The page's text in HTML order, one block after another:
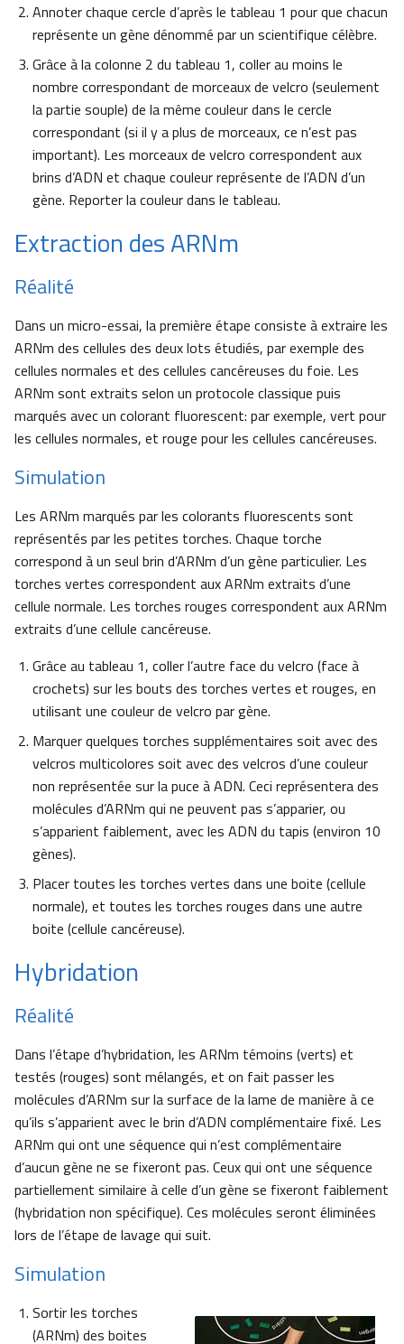
Annoter chaque cercle d’après le tableau 1 pour que chacun
représente un gène dénommé par un scientifique célèbre.
Grâce à la colonne 2 du tableau 1, coller au moins le
nombre correspondant de morceaux de velcro (seulement
la partie souple) de la même couleur dans le cercle
correspondant (si il y a plus de morceaux, ce n’est pas
important). Les morceaux de velcro correspondent aux
brins d’ADN et chaque couleur représente de l’ADN d’un
gène. Reporter la couleur dans le tableau.
Extraction des ARNm
Réalité
Dans un micro-essai, la première étape consiste à extraire les
ARNm des cellules des deux lots étudiés, par exemple des
cellules normales et des cellules cancéreuses du foie. Les
ARNm sont extraits selon un protocole classique puis
marqués avec un colorant fluorescent: par exemple, vert pour
les cellules normales, et rouge pour les cellules cancéreuses.
Simulation
Les ARNm marqués par les colorants fluorescents sont
représentés par les petites torches. Chaque torche
correspond à un seul brin d’ARNm d’un gène particulier. Les
torches vertes correspondent aux ARNm extraits d’une
cellule normale. Les torches rouges correspondent aux ARNm
extraits d’une cellule cancéreuse.
Grâce au tableau 1, coller l’autre face du velcro (face à
crochets) sur les bouts des torches vertes et rouges, en
utilisant une couleur de velcro par gène.
Marquer quelques torches supplémentaires soit avec des
velcros multicolores soit avec des velcros d’une couleur
non représentée sur la puce à ADN. Ceci représentera des
molécules d’ARNm qui ne peuvent pas s’apparier, ou
s’apparient faiblement, avec les ADN du tapis (environ 10
gènes).
Placer toutes les torches vertes dans une boite (cellule
normale), et toutes les torches rouges dans une autre
boite (cellule cancéreuse).
Hybridation
Réalité
Dans l’étape d’hybridation, les ARNm témoins (verts) et
testés (rouges) sont mélangés, et on fait passer les
molécules d’ARNm sur la surface de la lame de manière à ce
qu’ils s’apparient avec le brin d’ADN complémentaire fixé. Les
ARNm qui ont une séquence qui n’est complémentaire
d’aucun gène ne se fixeront pas. Ceux qui ont une séquence
partiellement similaire à celle d’un gène se fixeront faiblement
(hybridation non spécifique). Ces molécules seront éliminées
lors de l’étape de lavage qui suit.
Simulation
Sortir les torches
(ARNm) des boites